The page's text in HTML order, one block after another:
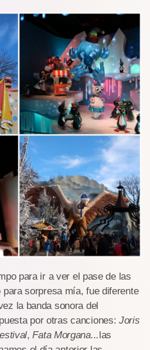
para ir a ver el pase de las
para sorpresa mía, fue diferente
la banda sonora del
por otras canciones:Joris
,Fata Morgana... las